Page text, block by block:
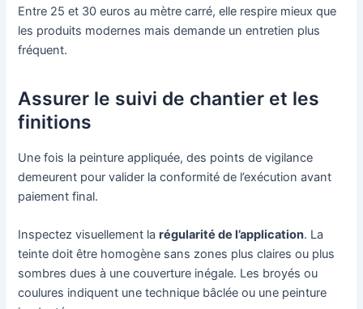
Entre 25 et 30 euros au mètre carré, elle respire mieux que
les produits modernes mais demande un entretien plus
fréquent.
Assurer le suivi de chantier et les
finitions
Une fois la peinture appliquée, des points de vigilance
demeurent pour valider la conformité de l’exécution avant
paiement final.
Inspectez visuellement larégularité de l’application. La
teinte doit être homogène sans zones plus claires ou plus
sombres dues à une couverture inégale. Les broyés ou
coulures indiquent une technique bâclée ou une peinture